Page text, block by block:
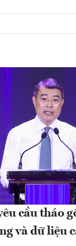
cầu tháo
và dữ liệu